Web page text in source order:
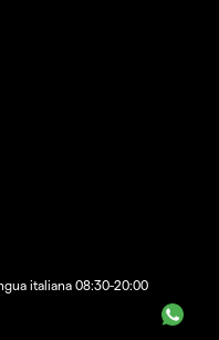
italiana 08:30-20:00